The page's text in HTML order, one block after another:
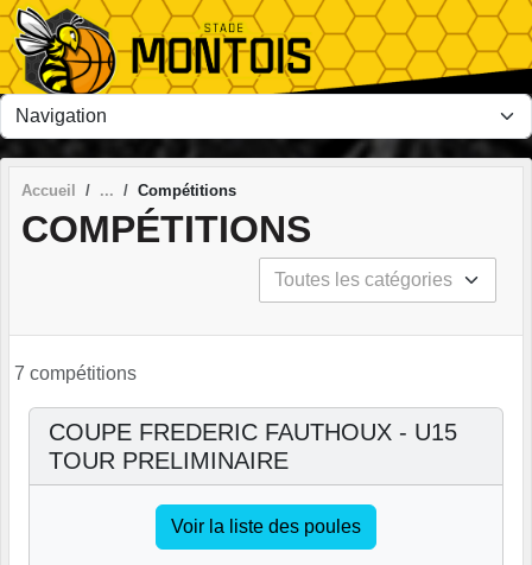
Accueil Compétitions
COMPÉTITIONS
7 compétitions
COUPE FREDERIC FAUTHOUX - U15
TOUR PRELIMINAIRE
Voir la liste des poules
Panneau de gestion des cookies